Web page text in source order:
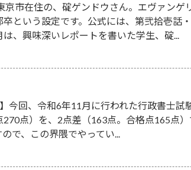
京市在住の、碇ゲンドウさん。エヴァン
卒という設定です。公式には、第弐拾壱
、興味深いレポートを書いた学生、碇...
今回、令和6年11月に行われた行政書士
点）を、2点差（163点。合格点165点
で、この界隈でやってい...